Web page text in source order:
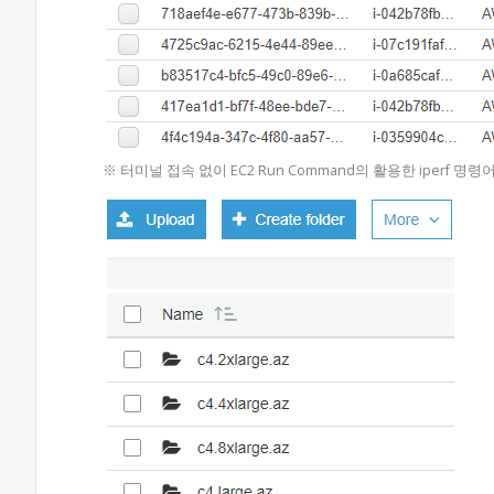
※ 터미널 접속 없이 EC2 Run Command의 활용한 iperf 명령